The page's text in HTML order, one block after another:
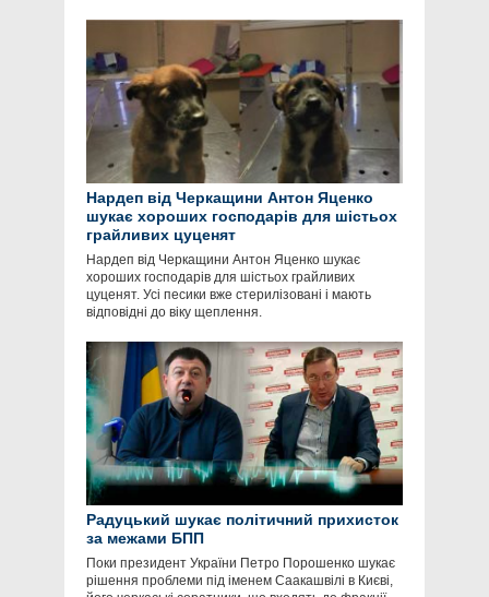
Нардеп від Черкащини Антон Яценко
шукає хороших господарів для шістьох
грайливих цуценят
Нардеп від Черкащини Антон Яценко шукає
хороших господарів для шістьох грайливих
цуценят. Усі песики вже стерилізовані і мають
відповідні до віку щеплення.
Радуцький шукає політичний прихисток
за межами БПП
Поки президент України Петро Порошенко шукає
рішення проблеми під іменем Саакашвілі в Києві,